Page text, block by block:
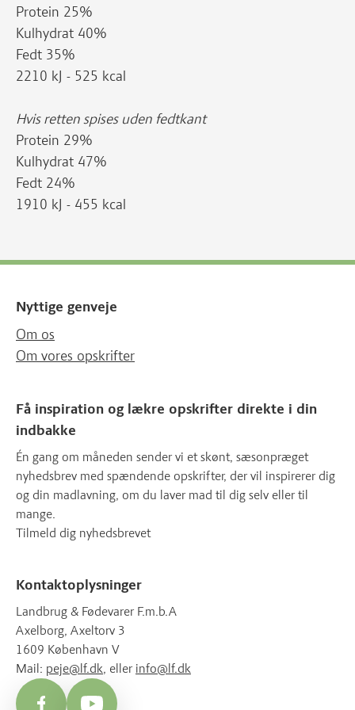
Protein 25%
Kulhydrat 40%
Fedt 35%
2210 kJ - 525 kcal
Hvis retten spises uden fedtkant
Protein 29%
Kulhydrat 47%
Fedt 24%
1910 kJ - 455 kcal
Nyttige genveje
Om os
Om vores opskrifter
Få inspiration og lækre opskrifter direkte i din
indbakke
Én gang om måneden sender vi et skønt, sæsonpræget
nyhedsbrev med spændende opskrifter, der vil inspirerer dig
og din madlavning, om du laver mad til dig selv eller til
mange.
Tilmeld dig nyhedsbrevet
Kontaktoplysninger
Landbrug & Fødevarer F.m.b.A
Axelborg, Axeltorv 3
1609 København V
Mail: peje@lf.dk, eller info@lf.dk